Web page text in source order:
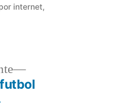
internet,
Entrada
siguiente: